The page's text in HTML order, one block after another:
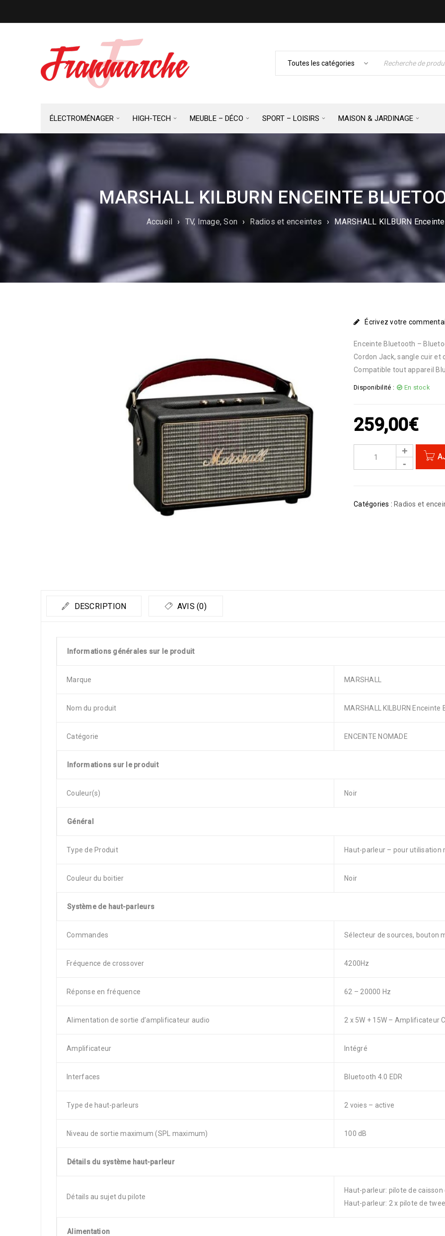
ÉLECTROMÉNAGER HIGH-TECH MEUBLE – DÉCO SPORT – LOISIRS MAISON & JARDINAGE
MARSHALL KILBURN ENCEINTE
Accueil › TV, Image, Son › Radios et enceintes › MARSHALL KILBURN
Écrivez votre
Enceinte Bluetooth –
Cordon Jack, sangle cuir et
Compatible tout appareil
Disponibilité : En stock
259,00€
Catégories : Radios et
DESCRIPTION AVIS (0)
Informations générales sur le produit
Marque MARSHALL
Nom du produit MARSHALL KILBURN
Catégorie ENCEINTE NOMADE
Informations sur le produit
Couleur(s) Noir
Général
Type de Produit Haut-parleur – pour utilisation
Couleur du boitier Noir
Système de haut-parleurs
Commandes Sélecteur de sources, bouton
Fréquence de crossover 4200Hz
Réponse en fréquence 62 – 20000 Hz
Alimentation de sortie d’amplificateur audio 2 x 5W + 15W – Amplificateur
Amplificateur Intégré
Interfaces Bluetooth 4.0 EDR
Type de haut-parleurs 2 voies – active
Niveau de sortie maximum (SPL maximum) 100 dB
Détails du système haut-parleur
Détails au sujet du pilote
Haut-parleur: pilote de caisson
Haut-parleur: 2 x pilote de
Alimentation